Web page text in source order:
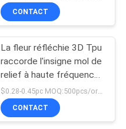
CONTACT
La fleur réfléchie 3D Tpu
raccorde l'insigne mol de
relief à haute fréquence
d'Applique
CONTACT